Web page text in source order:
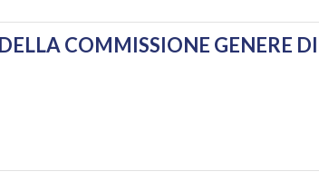
COMMISSIONE GENERE DI